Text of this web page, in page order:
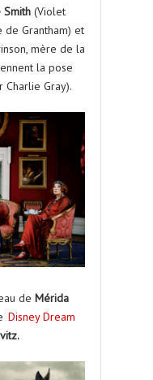
(Violet
de Grantham) et
mère de la
la pose
Charlie Gray).
de Mérida
Disney Dream